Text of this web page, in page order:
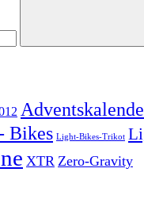
Bikes Light-Bikes-Trikot
XTR Zero-Gravity